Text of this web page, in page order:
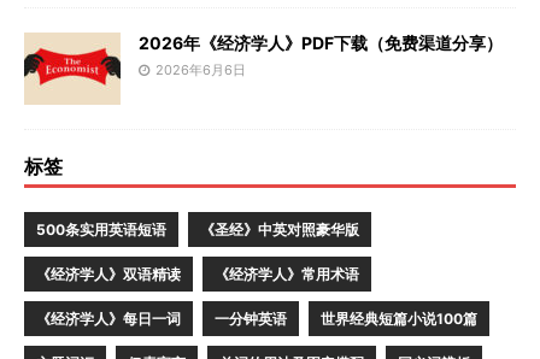
2026年《经济学人》PDF下载（免费渠道分享）
2026年6月6日
标签
500条实用英语短语 《圣经》中英对照豪华版
《经济学人》双语精读 《经济学人》常用术语
《经济学人》每日一词 一分钟英语 世界经典短篇小说100篇